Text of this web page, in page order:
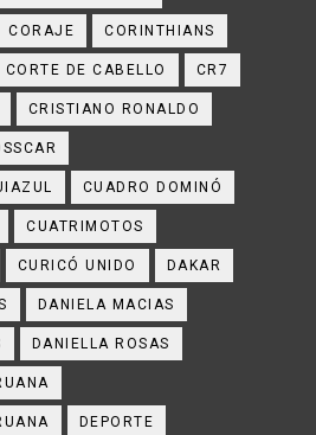
CORAJE CORINTHIANS
CORTE DE CABELLO CR7
CRISTIANO RONALDO
CUADRO DOMINÓ
CUATRIMOTOS
CURICÓ UNIDO DAKAR
DANIELA MACIAS
DANIELLA ROSAS
DEPORTE